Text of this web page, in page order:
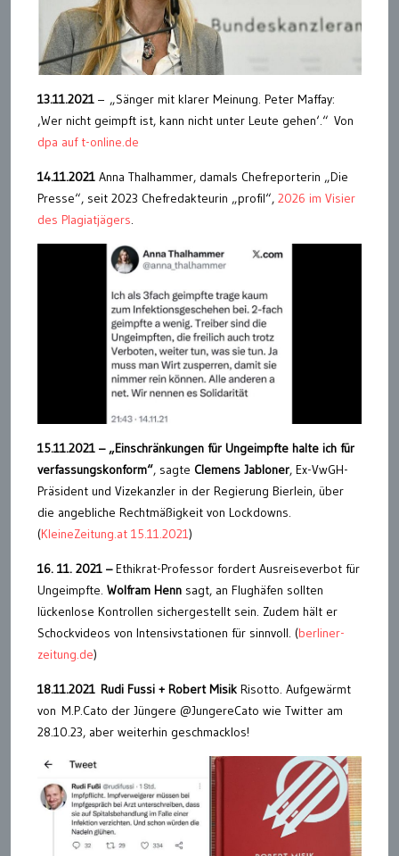
13.11.2021 – „Sänger mit klarer Meinung. Peter Maffay:
‚Wer nicht geimpft ist, kann nicht unter Leute gehen‘.“ Von
dpa auf t-online.de
14.11.2021 Anna Thalhammer, damals Chefreporterin „Die
Presse“, seit 2023 Chefredakteurin „profil“, 2026 im Visier
des Plagiatjägers
15.11.2021 – „Einschränkungen für Ungeimpfte halte ich für
verfassungskonform“, sagte Clemens Jabloner, Ex-VwGH-
Präsident und Vizekanzler in der Regierung Bierlein, über
die angebliche Rechtmäßigkeit von Lockdowns.
(KleineZeitung.at 15.11.2021)
16. 11. 2021 –Ethikrat-Professor fordert Ausreiseverbot für
Ungeimpfte. Wolfram Henn sagt, an Flughäfen sollten
lückenlose Kontrollen sichergestellt sein. Zudem hält er
Schockvideos von Intensivstationen für sinnvoll. (berliner-
zeitung.de)
18.11.2021 Rudi Fussi + Robert Misik Risotto. Aufgewärmt
von M.P.Cato der Jüngere @JungereCato wie Twitter am
28.10.23, aber weiterhin geschmacklos!